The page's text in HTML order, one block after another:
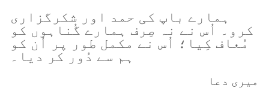
ہمارے باپ کی حمد اور شکرگزاری
کرو۔ اُس نے نہ صِرف ہمارے گُناہوں کو
مُعاف کِیا؛ اُس نے مکمل طور پر اُن کو
ہم سے دُور کر دیا۔
میری دعا